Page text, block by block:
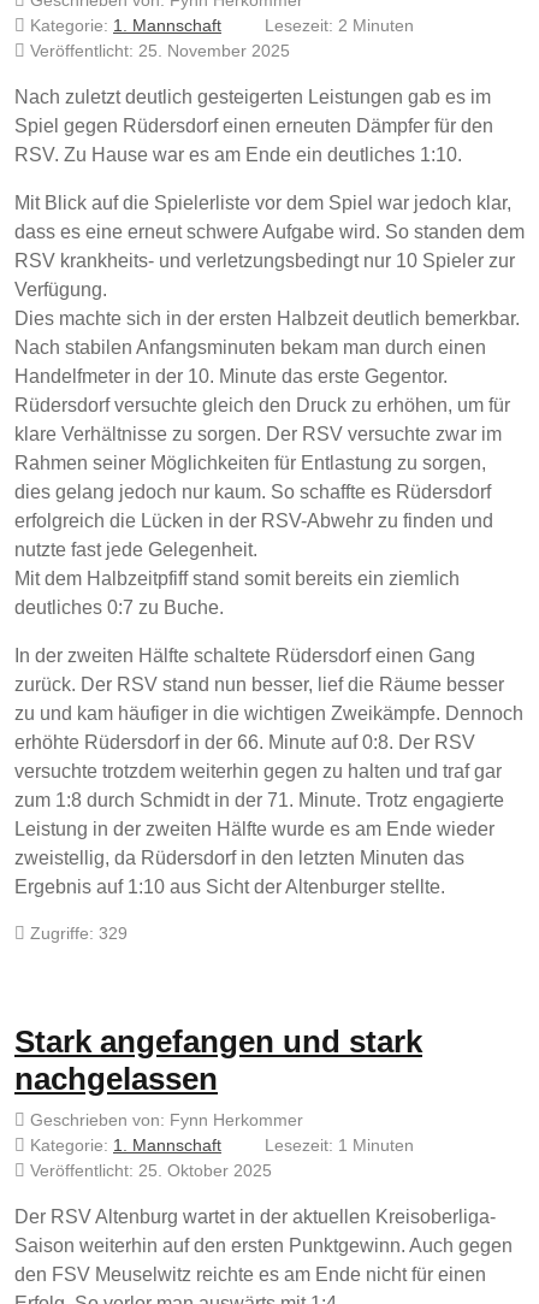
Kategorie: 1. Mannschaft
Lesezeit: 2 Minuten
Veröffentlicht: 25. November 2025
Nach zuletzt deutlich gesteigerten Leistungen gab es im
Spiel gegen Rüdersdorf einen erneuten Dämpfer für den
RSV. Zu Hause war es am Ende ein deutliches 1:10.
Mit Blick auf die Spielerliste vor dem Spiel war jedoch klar,
dass es eine erneut schwere Aufgabe wird. So standen dem
RSV krankheits- und verletzungsbedingt nur 10 Spieler zur
Verfügung.
Dies machte sich in der ersten Halbzeit deutlich bemerkbar.
Nach stabilen Anfangsminuten bekam man durch einen
Handelfmeter in der 10. Minute das erste Gegentor.
Rüdersdorf versuchte gleich den Druck zu erhöhen, um für
klare Verhältnisse zu sorgen. Der RSV versuchte zwar im
Rahmen seiner Möglichkeiten für Entlastung zu sorgen,
dies gelang jedoch nur kaum. So schaffte es Rüdersdorf
erfolgreich die Lücken in der RSV-Abwehr zu finden und
nutzte fast jede Gelegenheit.
Mit dem Halbzeitpfiff stand somit bereits ein ziemlich
deutliches 0:7 zu Buche.
In der zweiten Hälfte schaltete Rüdersdorf einen Gang
zurück. Der RSV stand nun besser, lief die Räume besser
zu und kam häufiger in die wichtigen Zweikämpfe. Dennoch
erhöhte Rüdersdorf in der 66. Minute auf 0:8. Der RSV
versuchte trotzdem weiterhin gegen zu halten und traf gar
zum 1:8 durch Schmidt in der 71. Minute. Trotz engagierte
Leistung in der zweiten Hälfte wurde es am Ende wieder
zweistellig, da Rüdersdorf in den letzten Minuten das
Ergebnis auf 1:10 aus Sicht der Altenburger stellte.
Zugriffe: 329
Stark angefangen und stark
nachgelassen
Geschrieben von: Fynn Herkommer
Kategorie: 1. Mannschaft
Lesezeit: 1 Minuten
Veröffentlicht: 25. Oktober 2025
Der RSV Altenburg wartet in der aktuellen Kreisoberliga-
Saison weiterhin auf den ersten Punktgewinn. Auch gegen
den FSV Meuselwitz reichte es am Ende nicht für einen